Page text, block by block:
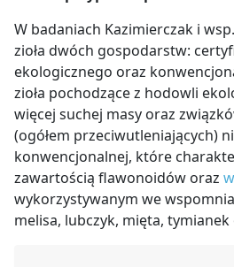
W badaniach Kazimierczak i
zioła dwóch gospodarstw:
ekologicznego oraz
zioła pochodzącez hodowli
więcej suchej masy oraz
(ogółem przeciwutleniających)
konwencjonalnej, które
zawartością flawonoidów oraz
wykorzystywanym we
melisa, lubczyk, mięta, tymianek